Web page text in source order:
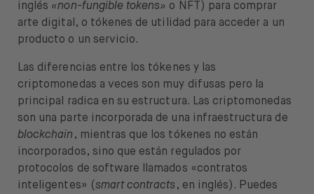
inglés «non-fungible tokens» o NFT) para comprar
arte digital, o tókenes de utilidad para acceder a un
producto o un servicio.
Las diferencias entre los tókenes y las
criptomonedas a veces son muy difusas pero la
principal radica en su estructura. Las criptomonedas
son una parte incorporada de una infraestructura de
blockchain , mientras que los tókenes no están
incorporados, sino que están regulados por
protocolos de software llamados «contratos
inteligentes» (smart contracts , en inglés). Puedes